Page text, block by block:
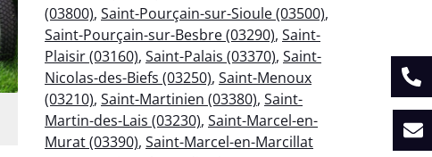
(03800), Saint-Pourçain-sur-Sioule (03500),
Saint-Pourçain-sur-Besbre (03290), Saint-
Plaisir (03160), Saint-Palais (03370), Saint-
Nicolas-des-Biefs (03250), Saint-Menoux
(03210), Saint-Martinien (03380), Saint-
Martin-des-Lais (03230), Saint-Marcel-en-
Murat (03390), Saint-Marcel-en-Marcillat